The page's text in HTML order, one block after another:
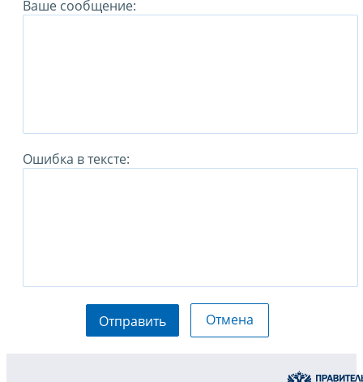
Ваше сообщение:
Ошибка в тексте:
Отправить Отмена